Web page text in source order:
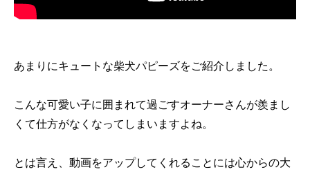
あまりにキュートな柴犬パピーズをご紹介しました。
こんな可愛い子に囲まれて過ごすオーナーさんが羨まし
くて仕方がなくなってしまいますよね。
とは言え、動画をアップしてくれることには心からの大